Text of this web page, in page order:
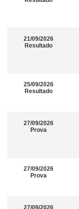
21/09/2026
Resultado
25/09/2026
Resultado
27/09/2026
Prova
27/09/2026
Prova
27/09/2026